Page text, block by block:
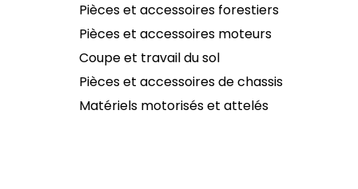
Pièces et accessoires forestiers
Pièces et accessoires moteurs
Coupe et travail du sol
Pièces et accessoires de chassis
Matériels motorisés et attelés